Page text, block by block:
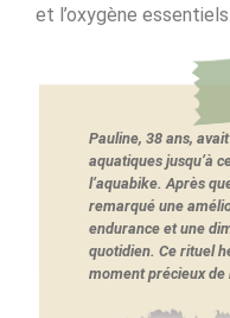
et l’oxygène essentiels.
Pauline, 38 ans,
aquatiques jusqu’à
l’aquabike. Après
remarqué une
endurance et une
quotidien. Ce rituel
moment précieux de